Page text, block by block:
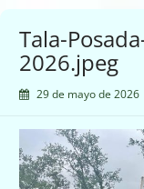
Tala-
2026.jpeg
29 de mayo de 2026